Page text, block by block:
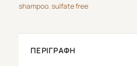
shampoo,sulfate free
ΠΕΡΙΓΡΑΦΉ